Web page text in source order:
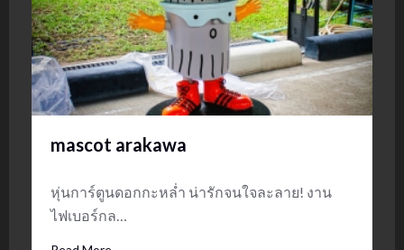
mascot arakawa
หุ่นการ์ตูนดอกกะหล่ำ น่ารักจนใจละลาย! งาน
ไฟเบอร์กล…